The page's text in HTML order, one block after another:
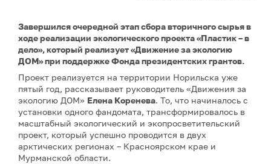
Завершился очередной этап сбора вторичного сырья в
ходе реализации экологического проекта «Пластик – в
дело», который реализует «Движение за экологию
ДОМ» при поддержке Фонда президентских грантов.
Проект реализуется на территории Норильска уже
пятый год, рассказывает руководитель «Движения за
экологию ДОМ» Елена Коренева. То, что начиналось с
установки одного фандомата, трансформировалось в
масштабный экологический и экопросветительский
проект, который успешно проводится в двух
арктических регионах – Красноярском крае и
Мурманской области.